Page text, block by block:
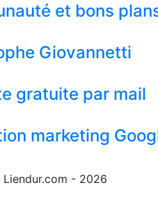
et bons
Giovannetti
gratuite par mail
marketing
- 2026